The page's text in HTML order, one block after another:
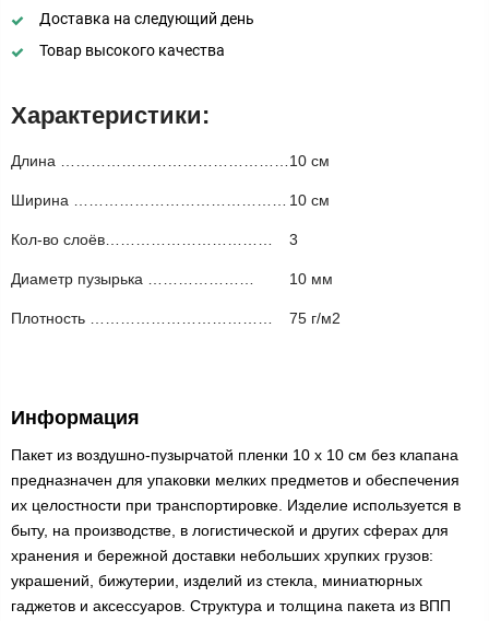
Доставка на следующий день
Товар высокого качества
Характеристики:
Длина ………………………………………10 см
Ширина …………………………………… 10 см
Кол-во слоёв…………………………… 3
Диаметр пузырька ………………… 10 мм
Плотность ……………………………… 75 г/м2
Информация
Пакет из воздушно-пузырчатой пленки 10 х 10 см без клапана
предназначен для упаковки мелких предметов и обеспечения
их целостности при транспортировке. Изделие используется в
быту, на производстве, в логистической и других сферах для
хранения и бережной доставки небольших хрупких грузов:
украшений, бижутерии, изделий из стекла, миниатюрных
гаджетов и аксессуаров. Структура и толщина пакета из ВПП